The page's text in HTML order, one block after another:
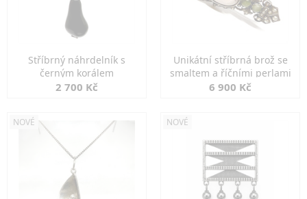
Stříbrný náhrdelník s
černým korálem
2 700 Kč
Unikátní stříbrná brož se
smaltem a říčními perlami
6 900 Kč
NOVÉ NOVÉ